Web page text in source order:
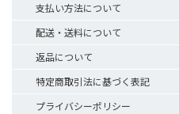
支払い方法について
配送・送料について
返品について
特定商取引法に基づく表記
プライバシーポリシー